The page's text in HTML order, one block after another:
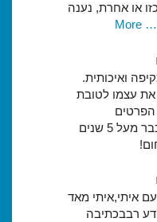
או אחרת, נענה
… More
ואיכותית.
את עצמו לטובת
הפרטים
הקטנים.אנחנו לקוחות כבר מעל 5 שנים
איתי,איתי מאד
רבבכתיבה